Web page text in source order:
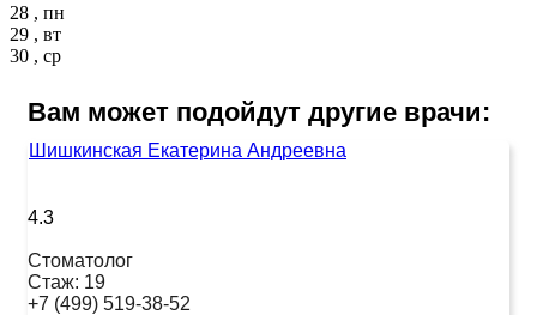
28 , пн
29 , вт
30 , ср
Вам может подойдут другие врачи:
Шишкинская Екатерина Андреевна
4.3
Стоматолог
Стаж: 19
+7 (499) 519-38-52